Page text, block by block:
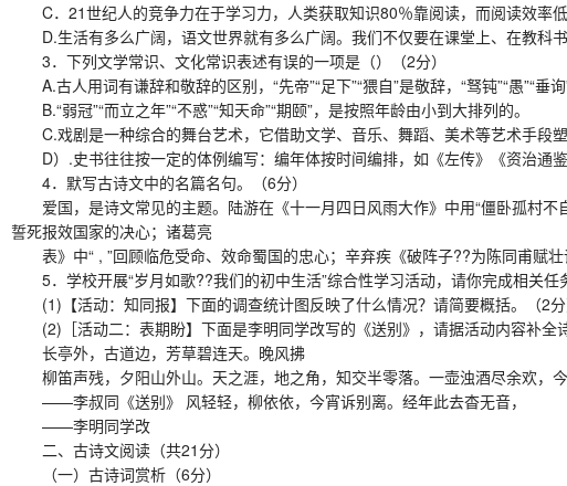
C．21世纪人的竞争力在于学习力，人类获取知识80％靠阅读，而阅读效率低
D.生活有多么广阔，语文世界就有多么广阔。我们不仅要在课堂上、在教科书
3．下列文学常识、文化常识表述有误的一项是（）（2分）
A.古人用词有谦辞和敬辞的区别，“先帝”“足下”“猥自”是敬辞，“驽钝”“愚”“垂询
B.“弱冠”“而立之年”“不惑”“知天命”“期颐”，是按照年龄由小到大排列的。
C.戏剧是一种综合的舞台艺术，它借助文学、音乐、舞蹈、美术等艺术手段
D）.史书往往按一定的体例编写：编年体按时间编排，如《左传》《资治通
4．默写古诗文中的名篇名句。（6分）
爱国，是诗文常见的主题。陆游在《十一月四日风雨大作》中用“僵卧孤
誓死报效国家的决心；诸葛亮
表》中“ , ”回顾临危受命、效命蜀国的忠心；辛弃疾《破阵子??为陈同甫赋壮
5．学校开展“岁月如歌??我们的初中生活”综合性学习活动，请你完成相关任
(1)【活动：知同报】下面的调查统计图反映了什么情况？请简要概括。（2分
(2)［活动二：表期盼】下面是李明同学改写的《送别》，请据活动内容补全诗
长亭外，古道边，芳草碧连天。晚风拂
柳笛声残，夕阳山外山。天之涯，地之角，知交半零落。一壶浊酒尽余欢，今
——李叔同《送别》 风轻轻，柳依依，今宵诉别离。经年此去杳无音
——李明同学改
二、古诗文阅读（共21分）
（一）古诗词赏析（6分）